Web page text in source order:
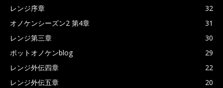
レンジ序章
32
オノケンシーズン2 第4章
31
レンジ第三章
30
ポットオノケンblog
29
レンジ外伝四章
22
レンジ外伝五章
20